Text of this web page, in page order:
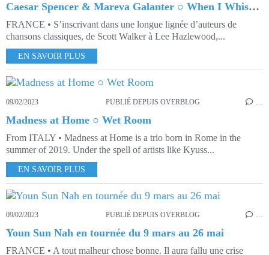
Caesar Spencer & Mareva Galanter ○ When I Whisper
FRANCE • S’inscrivant dans une longue lignée d’auteurs de
chansons classiques, de Scott Walker à Lee Hazlewood,...
EN SAVOIR PLUS
09/02/2023 PUBLIÉ DEPUIS OVERBLOG
Madness at Home ○ Wet Room
From ITALY • Madness at Home is a trio born in Rome in the
summer of 2019. Under the spell of artists like Kyuss...
EN SAVOIR PLUS
09/02/2023 PUBLIÉ DEPUIS OVERBLOG …
Youn Sun Nah en tournée du 9 mars au 26 mai
FRANCE • A tout malheur chose bonne. Il aura fallu une crise